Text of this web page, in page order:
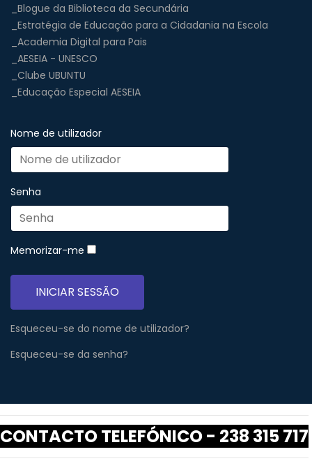
_Blogue da Biblioteca da Secundária
_Estratégia de Educação para a Cidadania na Escola
_Academia Digital para Pais
_AESEIA - UNESCO
_Clube UBUNTU
_Educação Especial AESEIA
Nome de utilizador
Senha
Memorizar-me
INICIAR SESSÃO
Esqueceu-se do nome de utilizador?
Esqueceu-se da senha?
CONTACTO TELEFÓNICO - 238 315 717